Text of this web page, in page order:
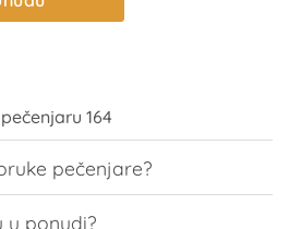
164
pečenjare?
u ponudi?